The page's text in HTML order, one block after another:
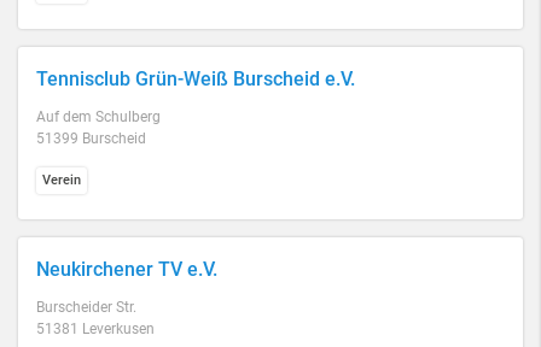
Tennisclub Grün-Weiß Burscheid e.V.
Auf dem Schulberg
51399 Burscheid
Verein
Neukirchener TV e.V.
Burscheider Str.
51381 Leverkusen